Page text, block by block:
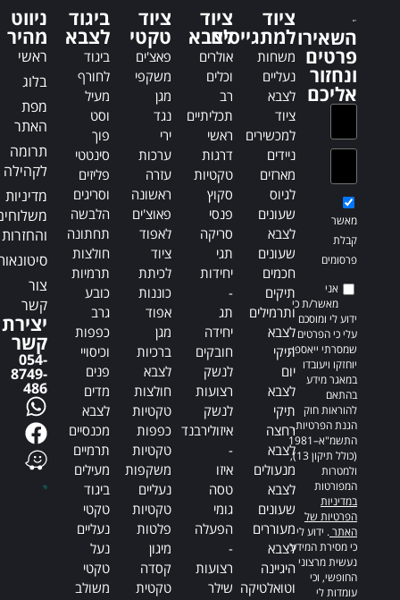
t
i
v
t
i
v
השאירו
פרטים
ונחזור
אליכם
מאשר
קבלת
פרסומים
אני
מאשר/ת כי
ידוע לי ומוסכם
עלי כי הפרטים
שמסרתי ייאספו,
יוחזקו ויעובדו
במאגר מידע
בהתאם
להוראות חוק
הגנת הפרטיות,
התשמ"א–1981
(כולל תיקון 13),
ולמטרות
המפורטות
במדיניות
הפרטיות של
האתר. ידוע לי
כי מסירת המידע
נעשית מרצוני
החופשי, וכי
עומדות לי
ציוד
למתגייסים
משחות
נעליים
לצבא
ציוד
למכשירים
ניידים
מארזים
לגיוס
שעונים
לצבא
שעונים
חכמים
תיקים
ותרמילים
לצבא
תיקי
יום
לצבא
תיקי
רחצה
לצבא
מנעולים
לצבא
שעונים
מעוררים
לצבא
היגיינה
וטואלטיקה
ציוד
לצבא
אולרים
וכלים
רב
תכליתיים
ראשי
דרגות
טקטיות
סקוץ
פנסי
סריקה
תגי
יחידות
-
תג
יחידה
חובקים
לנשק
רצועות
לנשק
איזולירבנד
-
איזו
טסה
גומי
הפעלה
-
רצועות
שילר
ציוד
טקטי
פאצ'ים
משקפי
מגן
נגד
ירי
ערכות
עזרה
ראשונה
פאוצ'ים
לאפוד
ציוד
לכיתת
כוננות
אפוד
מגן
ברכיות
לצבא
חולצות
טקטיות
כפפות
טקטיות
משקפות
נעליים
טקטיות
פלטות
מיגון
קסדה
טקטית
ביגוד
לצבא
ביגוד
לחורף
מעיל
וסט
פוך
סינטטי
פליזים
וסריגים
הלבשה
תחתונה
חולצות
תרמיות
כובע
גרב
כפפות
וכיסויי
פנים
מדים
לצבא
מכנסיים
תרמיים
מעילים
ביגוד
טקטי
נעליים
נעל
טקטי
משולב
ניווט
מהיר
ראשי
בלוג
מפת
האתר
תרומה
לקהילה
מדיניות
והחזרות
צור
קשר
יצירת
קשר
054-
8749-
486